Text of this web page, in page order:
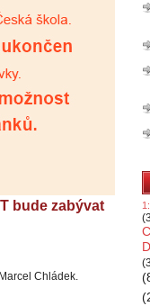
bude zabývat
Chládek.